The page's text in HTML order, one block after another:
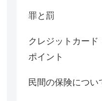
罪と罰
クレジットカード
ポイント
民間の保険につい